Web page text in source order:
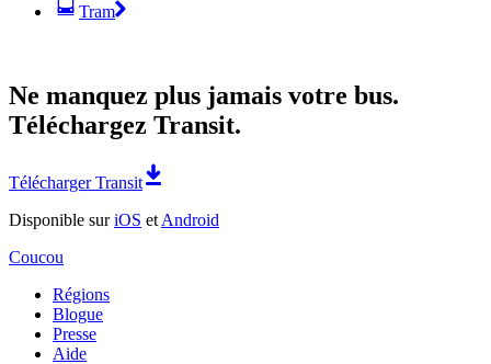
Tram
Ne manquez plus jamais votre bus.
Téléchargez Transit.
Télécharger Transit
Disponible suriOS et Android
Coucou
Régions
Blogue
Presse
Aide